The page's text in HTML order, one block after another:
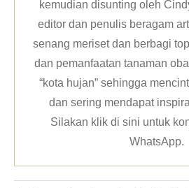
kemudian disunting oleh
editor dan penulis beragam
senang meriset dan berbagi
dan pemanfaatan tanaman
“kota hujan” sehingga
dan sering mendapat
Silakan klikdi sini untuk
WhatsApp.